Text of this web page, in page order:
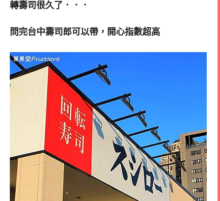
轉壽司很久了．．．
問完台中壽司郎可以帶，開心指數超高